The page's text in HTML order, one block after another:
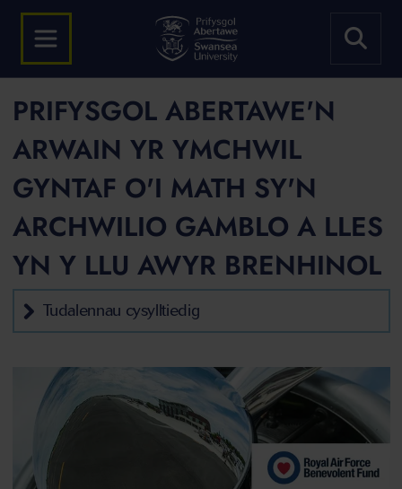
PRIFYSGOL ABERTAWE'N
ARWAIN YR YMCHWIL
GYNTAF O'I MATH SY'N
ARCHWILIO GAMBLO A LLES
YN Y LLU AWYR BRENHINOL
Tudalennau cysylltiedig